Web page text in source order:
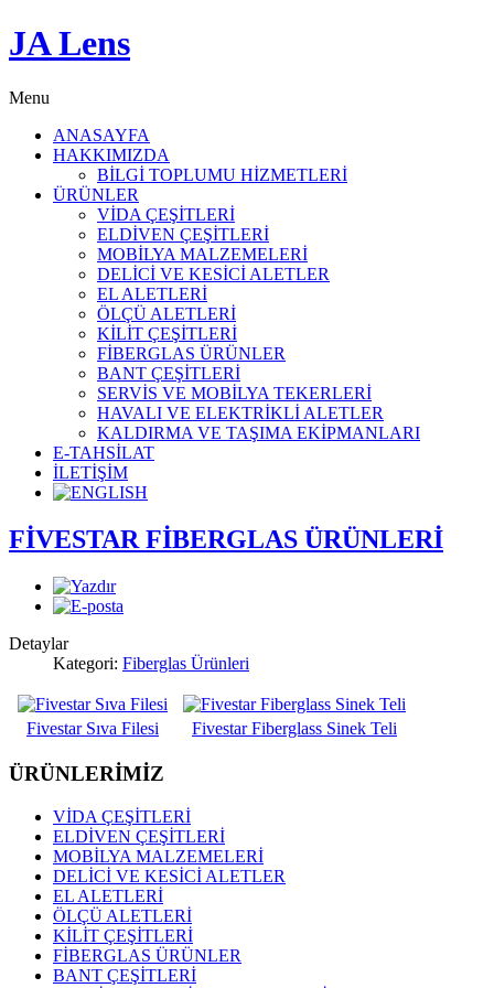
JA Lens
Menu
ANASAYFA
HAKKIMIZDA
BİLGİ TOPLUMU HİZMETLERİ
ÜRÜNLER
VİDA ÇEŞİTLERİ
ELDİVEN ÇEŞİTLERİ
MOBİLYA MALZEMELERİ
DELİCİ VE KESİCİ ALETLER
EL ALETLERİ
ÖLÇÜ ALETLERİ
KİLİT ÇEŞİTLERİ
FİBERGLAS ÜRÜNLER
BANT ÇEŞİTLERİ
SERVİS VE MOBİLYA TEKERLERİ
HAVALI VE ELEKTRİKLİ ALETLER
KALDIRMA VE TAŞIMA EKİPMANLARI
E-TAHSİLAT
İLETİŞİM
FİVESTAR FİBERGLAS ÜRÜNLERİ
Detaylar
Kategori: Fiberglas Ürünleri
Fivestar Sıva Filesi Fivestar Fiberglass Sinek Teli
ÜRÜNLERİMİZ
VİDA ÇEŞİTLERİ
ELDİVEN ÇEŞİTLERİ
MOBİLYA MALZEMELERİ
DELİCİ VE KESİCİ ALETLER
EL ALETLERİ
ÖLÇÜ ALETLERİ
KİLİT ÇEŞİTLERİ
FİBERGLAS ÜRÜNLER
BANT ÇEŞİTLERİ